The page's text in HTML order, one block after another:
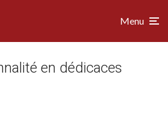
Menu
en dédicaces